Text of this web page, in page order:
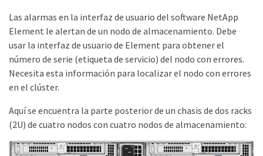
Las alarmas en la interfaz de usuario del software NetApp
Element le alertan de un nodo de almacenamiento. Debe
usar la interfaz de usuario de Element para obtener el
número de serie (etiqueta de servicio) del nodo con errores.
Necesita esta información para localizar el nodo con errores
en el clúster.
Aquí se encuentra la parte posterior de un chasis de dos racks
(2U) de cuatro nodos con cuatro nodos de almacenamiento: